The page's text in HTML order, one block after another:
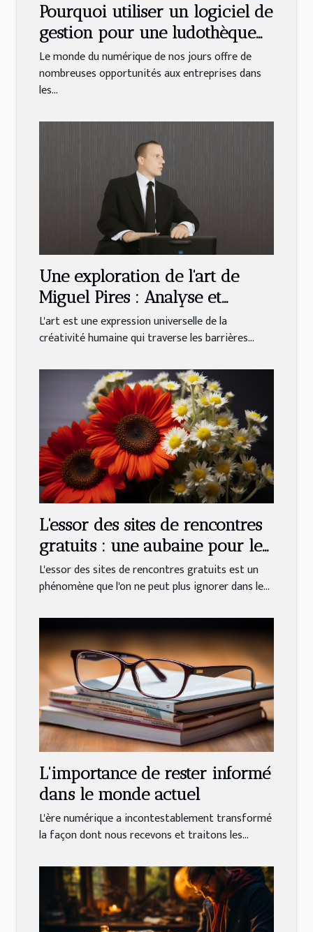
Pourquoi utiliser un logiciel de
gestion pour une ludothèque
et une médiathèque ?
Le monde du numérique de nos jours offre de
nombreuses opportunités aux entreprises dans
les...
Une exploration de l'art de
Miguel Pires : Analyse et
interprétation
L'art est une expression universelle de la
créativité humaine qui traverse les barrières...
L'essor des sites de rencontres
gratuits : une aubaine pour les
célibataires
L'essor des sites de rencontres gratuits est un
phénomène que l'on ne peut plus ignorer dans le...
L'importance de rester informé
dans le monde actuel
L'ère numérique a incontestablement transformé
la façon dont nous recevons et traitons les...